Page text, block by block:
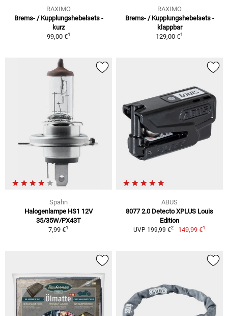
RAXIMO
Brems- / Kupplungshebelsets -
kurz
99,00 €1
RAXIMO
Brems- / Kupplungshebelsets -
klappbar
129,00 €1
Spahn
Halogenlampe HS1 12V
35/35W/PX43T
7,99 €1
ABUS
8077 2.0 Detecto XPLUS Louis
Edition
UVP 199,99 €2 149,99 €1